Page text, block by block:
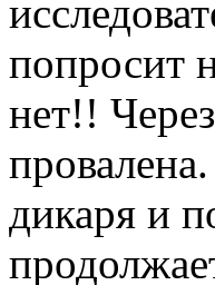
попросит
нет!!
дикаря и